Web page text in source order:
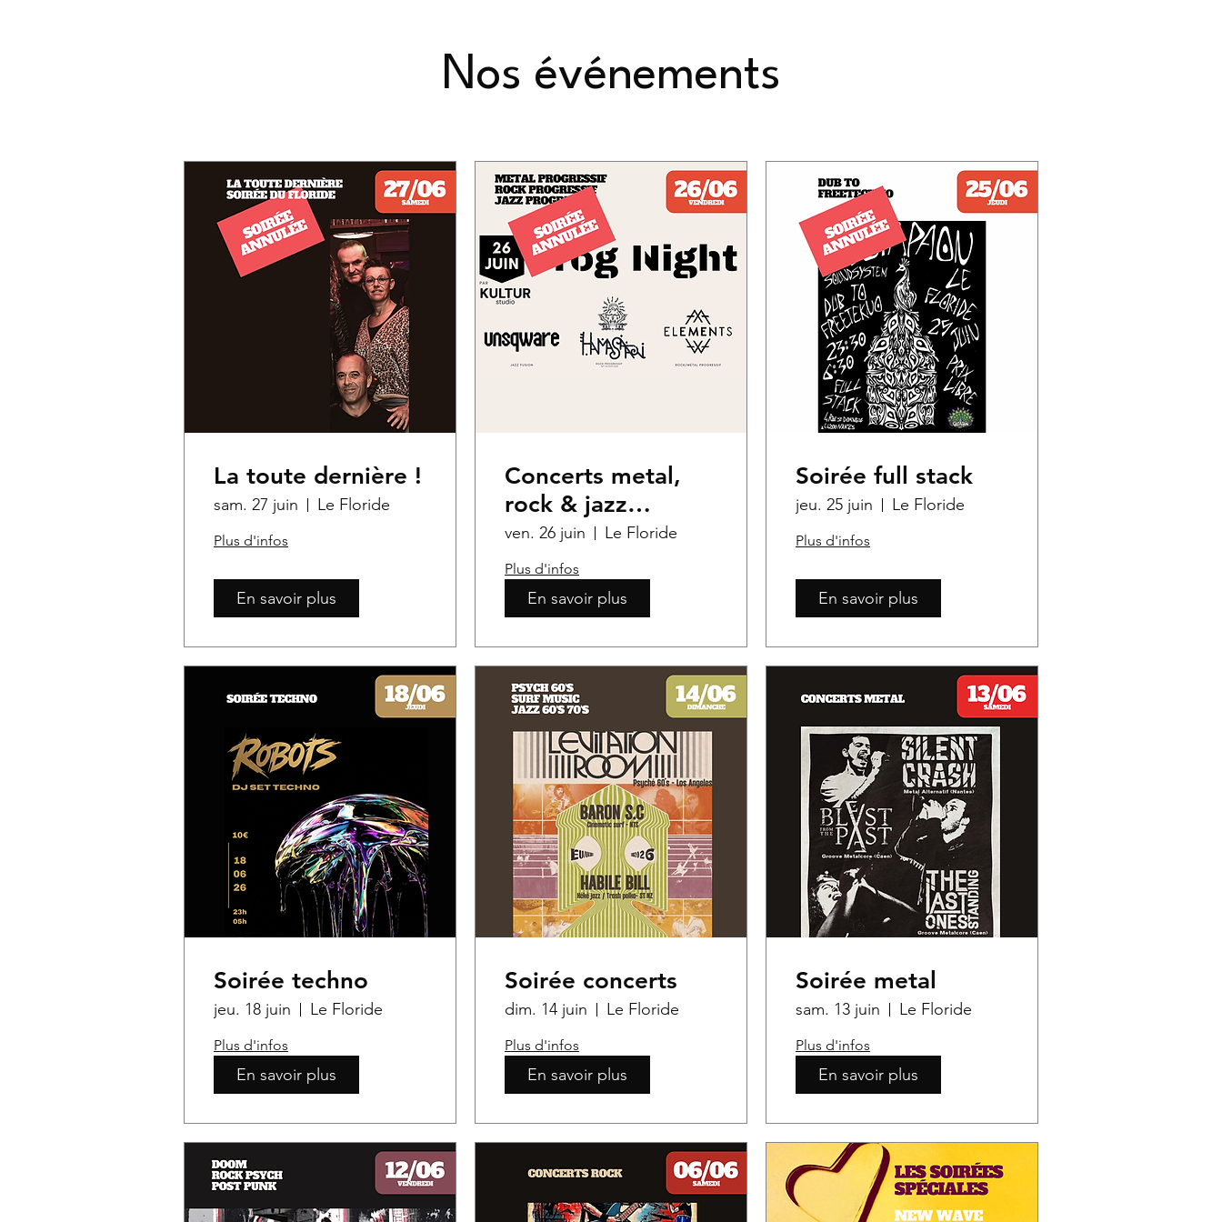
Nos événements
La toute dernière !
sam. 27 juin Le Floride
Plus d'infos
En savoir plus
Concerts metal,
rock & jazz
progressif
ven. 26 juin Le Floride
Plus d'infos
En savoir plus
Soirée full stack
jeu. 25 juin Le Floride
Plus d'infos
En savoir plus
Soirée techno
jeu. 18 juin Le Floride
Plus d'infos
En savoir plus
Soirée concerts
dim. 14 juin Le Floride
Plus d'infos
En savoir plus
Soirée metal
sam. 13 juin Le Floride
Plus d'infos
En savoir plus